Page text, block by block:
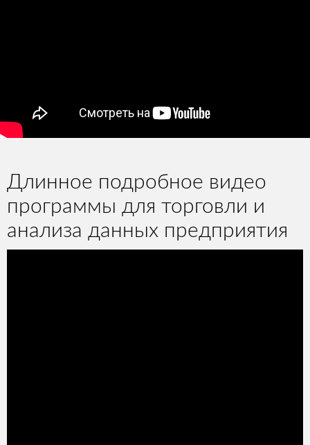
Длинное подробное видео
программы для торговли и
анализа данных предприятия